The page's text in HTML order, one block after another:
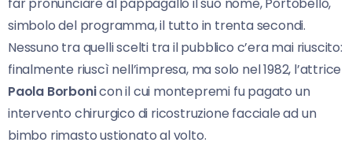
far pronunciare al pappagallo il suo nome, Portobello,
simbolo del programma, il tutto in trenta secondi.
Nessuno tra quelli scelti tra il pubblico c’era mai riuscito:
finalmente riuscì nell’impresa, ma solo nel 1982, l’attrice
Paola Borbonicon il cui montepremi fu pagato un
intervento chirurgico di ricostruzione facciale ad un
bimbo rimasto ustionato al volto.